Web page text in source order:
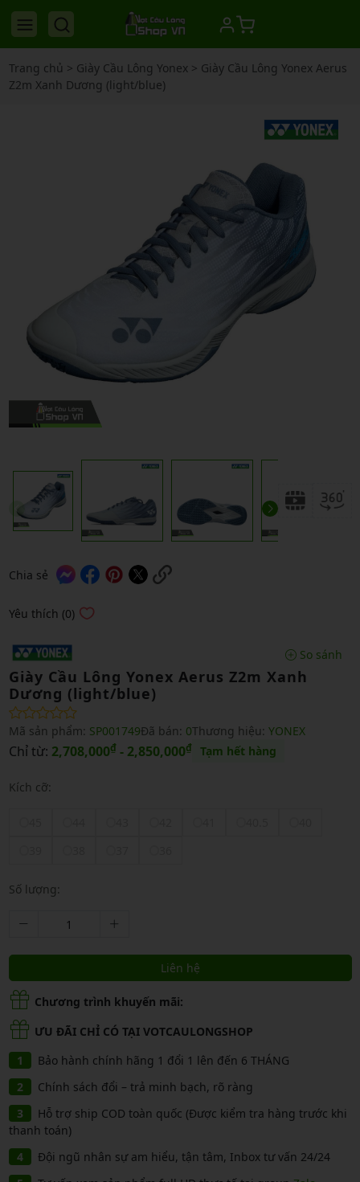
Trang chủ > Giày Cầu Lông Yonex> Giày Cầu Lông Yonex Aerus
Z2m Xanh Dương (light/blue)
Chia sẻ
Yêu thích (0)
So sánh
Giày Cầu Lông Yonex Aerus Z2m Xanh
Dương (light/blue)
Mã sản phẩm: SP001749Đã bán: 0Thương hiệu: YONEX
Chỉ từ: 2,708,000₫ - 2,850,000₫ Tạm hết hàng
Kích cỡ:
Số lượng:
Liên hệ
Chương trình khuyến mãi:
ƯU ĐÃI CHỈ CÓ TẠI VOTCAULONGSHOP
Bảo hành chính hãng 1 đổi 1 lên đến 6 THÁNG
Chính sách đổi – trả minh bạch, rõ ràng
Hỗ trợ ship COD toàn quốc (Được kiểm tra hàng trước khi
thanh toán)
Đội ngũ nhân sự am hiểu, tận tâm, Inbox tư vấn 24/24